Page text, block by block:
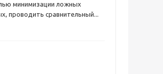
минимизации ложных
проводить сравнительный...